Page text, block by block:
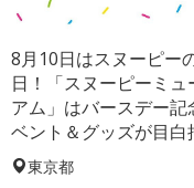
8月10日はスヌーピー
日！「スヌーピーミュ
アム」はバースデー記
ベント＆グッズが目白
東京都